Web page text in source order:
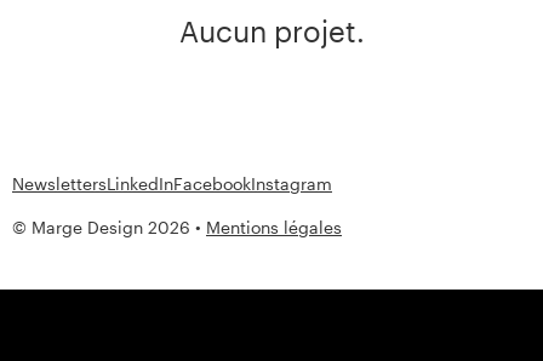
Aucun projet.
© Marge Design 2026 • Mentions légales
NewslettersLinkedInFacebookInstagram